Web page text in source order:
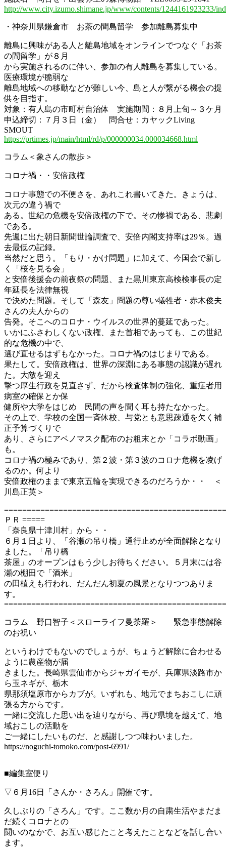
http://www.city.izumo.shimane.jp/www/contents/1244161923233/
・神奈川県鎌倉市 お茶の間島留学 参加離島募集中
離島に興味がある人と離島地域をオンラインでつなぐ「お茶
の間留学」が８月
から実施されるのに伴い、参加の有人離島を募集している。
医療環境が脆弱な
離島地域への移動などが難しい今、島と人が繋がる機会の提
供を目指す。
対象：有人島の市町村自治体 実施期間：８月上旬～３ケ月
申込締切：７月３日（金） 問合せ：カヤックLiving
SMOUT
https://prtimes.jp/main/html/rd/p/000000034.000034668.html
コラム＜象さんの散歩＞
コロナ禍・・安倍政権
コロナ事態での不便さを、あれこれ書いてきた。きょうは、
次元の違う禍で
ある。世紀の危機を安倍政権の下で。その惨禍である、悲劇
である。
先週に出た朝日新聞世論調査で、安倍内閣支持率は29％。過
去最低の記録。
当然だと思う。「もり・かけ問題」に加えて、今国会で新し
く「桜を見る会」
と安倍後援会の前夜祭の問題、また黒川東京高検検事長の定
年延長を法律無視
で決めた問題。そして「森友」問題の尊い犠牲者・赤木俊夫
さんの夫人からの
告発。そこへのコロナ・ウイルスの世界的蔓延であった。
いかにふさわしくない政権、また首相であっても、この世紀
的な危機の中で、
選び直せるはずもなかった。コロナ禍のはじまりである。
果たして。安倍政権は、世界の深淵にある事態の認識が遅れ
た。大敵を迎え
撃つ厚生行政を見直さず、だから検査体制の強化、重症者用
病室の確保とか保
健所や大学をはじめ 民間の声を聞く耳も持たなかった。
その上で、学校の全国一斉休校、与党とも意思疎通を欠く補
正予算づくりで
あり、さらにアベノマスク配布のお粗末とか「コラボ動画」
も。
コロナ禍の極みであり、第２波・第３波のコロナ危機を凌げ
るのか。何より
安倍政権のままで東京五輪を実現できるのだろうか・・ ＜
川島正英＞
ＰＲ =====
「奈良県十津川村」から・・
６月１日より、「谷瀬の吊り橋」通行止めが全面解除となり
ました。「吊り橋
茶屋」のオープンはもう少しお待ちください。５月末には谷
瀬の棚田で「酒米」
の田植えも行われ、だんだん初夏の風景となりつつありま
す。
コラム 野口智子＜スローライフ曼荼羅＞ 緊急事態解除
のお祝い
というわけでもないのでしょうが、ちょうど解除に合わせる
ように農産物が届
きました。長崎県雲仙市からジャガイモが、兵庫県淡路市か
ら玉ネギが、栃木
県那須塩原市からカブが。いずれも、地元でまちおこしに頑
張る方からです。
一緒に交流した思い出を辿りながら、再び県境を越えて、地
域おこしの活動を
ご一緒にしたいものだ、と感謝しつつ味わいました。
https://noguchi-tomoko.com/post-6991/
■編集室便り
▽６月16日「さんか・さろん」開催です。
久しぶりの「さろん」です。ここ数か月の自粛生活やまだま
だ続くコロナとの
闘いのなかで、お互い感じたこと考えたことなどを話し合い
ます。